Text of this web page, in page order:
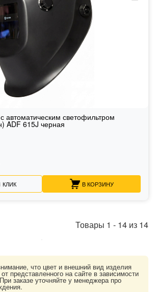
автоматическим светофильтром
ADF 615J черная
КЛИК В КОРЗИНУ
Товары 1 - 14 из 14
что цвет и внешний вид изделия
представленного на сайте в зависимости
заказе уточняйте у менеджера про